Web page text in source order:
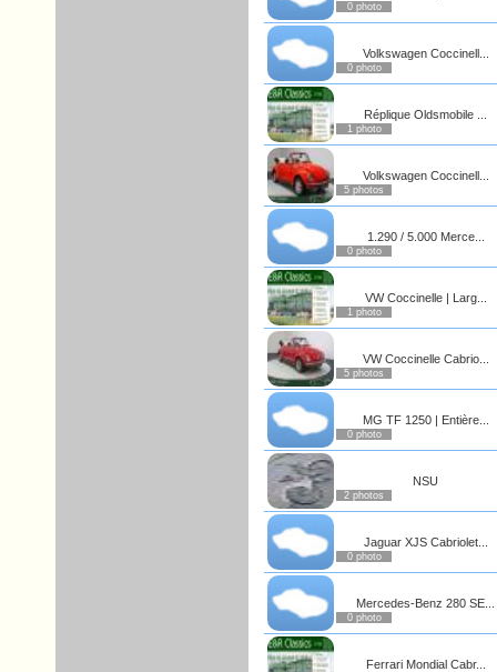
0 photo
Volkswagen Coccinell...
0 photo
Réplique Oldsmobile ...
1 photo
Volkswagen Coccinell...
5 photos
1.290 / 5.000 Merce...
0 photo
VW Coccinelle | Larg...
1 photo
VW Coccinelle Cabrio...
5 photos
MG TF 1250 | Entière...
0 photo
NSU
2 photos
Jaguar XJS Cabriolet...
0 photo
Mercedes-Benz 280 SE...
0 photo
Ferrari Mondial Cabr...